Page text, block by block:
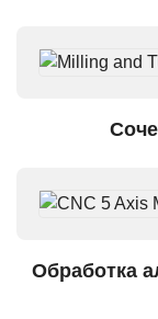
Обработка